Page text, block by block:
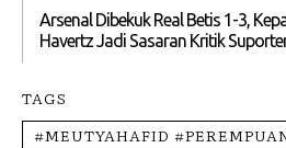
Arsenal Dibekuk Real Betis 1-3,
Havertz Jadi Sasaran Kritik
TAGS
#MEUTYAHAFID